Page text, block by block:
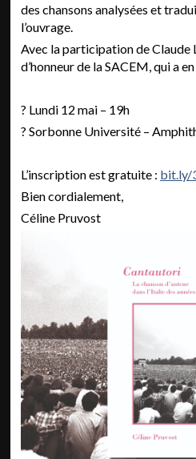
des chansons analysées et
l’ouvrage.
Avec la participation de Claude
d’honneur de la SACEM, qui a
? Lundi 12 mai – 19h
? Sorbonne Université –
L’inscription est gratuite : bit.ly/
Bien cordialement,
Céline Pruvost